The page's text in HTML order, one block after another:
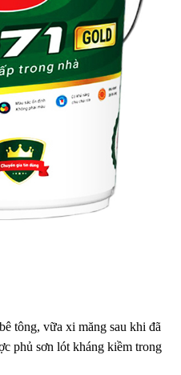
tông, vữa xi măng sau khi đã
phủ sơn lót kháng kiềm trong